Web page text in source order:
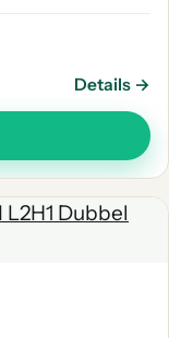
Details →